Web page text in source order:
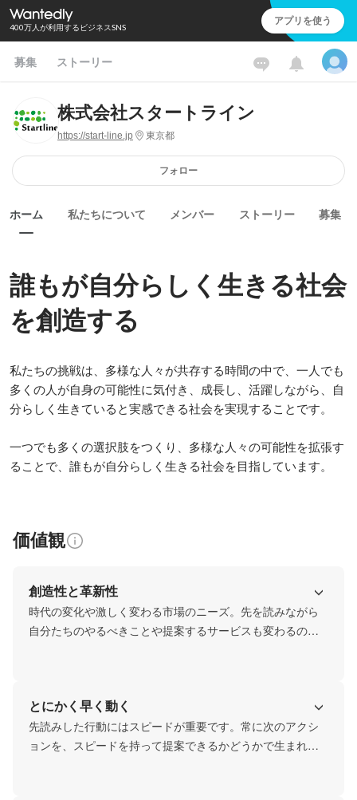
400万人が利用するビジネスSNS アプリを使う
募集 ストーリー
株式会社スタートライン
https://start-line.jp 東京都
フォロー
ホーム 私たちについて メンバー ストーリー 募集
誰もが自分らしく生きる社会
を創造する
私たちの挑戦は、多様な人々が共存する時間の中で、一人でも
多くの人が自身の可能性に気付き、成長し、活躍しながら、自
分らしく生きていると実感できる社会を実現することです。
一つでも多くの選択肢をつくり、多様な人々の可能性を拡張す
ることで、誰もが自分らしく生きる社会を目指しています。
価値観
創造性と革新性
時代の変化や激しく変わる市場のニーズ。先を読みながら
自分たちのやるべきことや提案するサービスも変わるのは
とにかく早く動く
先読みした行動にはスピードが重要です。常に次のアクシ
ョンを、スピードを持って提案できるかどうかで生まれる